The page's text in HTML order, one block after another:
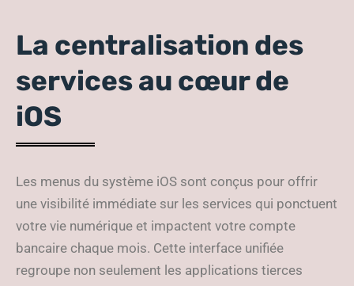
La centralisation des
services au cœur de
iOS
Les menus du système iOS sont conçus pour offrir
une visibilité immédiate sur les services qui ponctuent
votre vie numérique et impactent votre compte
bancaire chaque mois. Cette interface unifiée
regroupe non seulement les applications tierces